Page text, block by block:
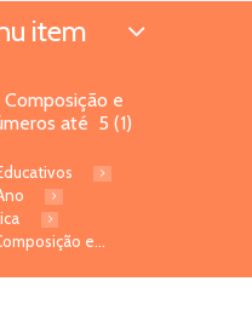
item
e
até 5 (1)
e...